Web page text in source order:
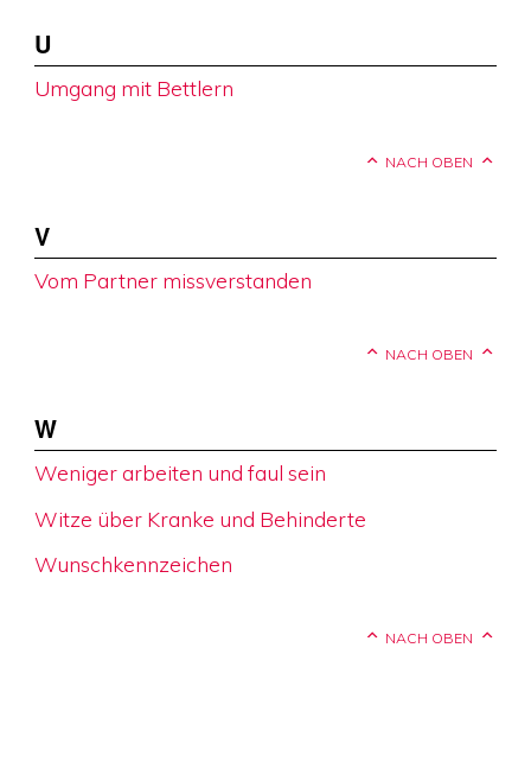
U
Umgang mit Bettlern
NACH OBEN
V
Vom Partner missverstanden
NACH OBEN
W
Weniger arbeiten und faul sein
Witze über Kranke und Behinderte
Wunschkennzeichen
NACH OBEN